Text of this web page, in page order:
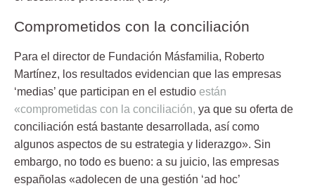
Comprometidos con la conciliación
Para el director de Fundación Másfamilia, Roberto
Martínez, los resultados evidencian que las empresas
‘medias’ que participan en el estudio están
«comprometidas con la conciliación, ya que su oferta de
conciliación está bastante desarrollada, así como
algunos aspectos de su estrategia y liderazgo». Sin
embargo, no todo es bueno: a su juicio, las empresas
españolas «adolecen de una gestión ‘ad hoc’